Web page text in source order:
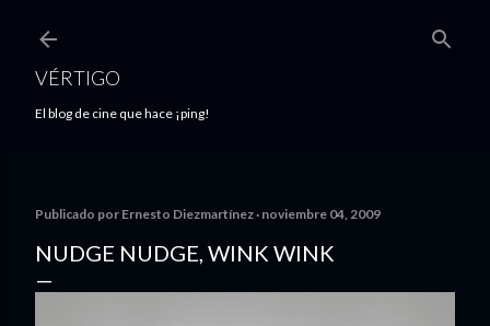
VÉRTIGO
El blog de cine que hace ¡ping!
Publicado por Ernesto Diezmartínez noviembre 04, 2009
NUDGE NUDGE, WINK WINK